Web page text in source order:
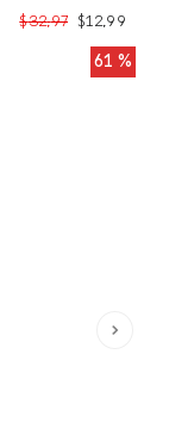
61 %
$32,97 $12,99